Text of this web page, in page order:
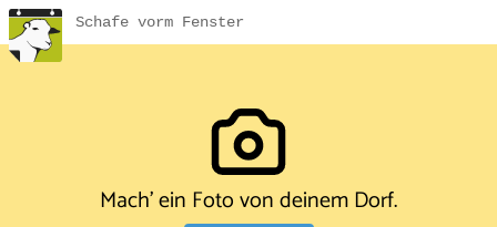
Schafe vorm Fenster
Mach' ein Foto von deinem Dorf.